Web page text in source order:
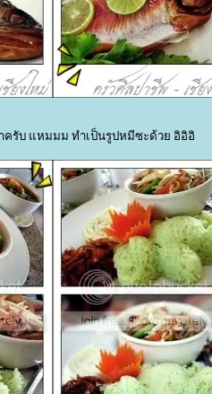
ครับ แหมมม ทำเป็นรูปหมีซะด้วย อิอิอิ